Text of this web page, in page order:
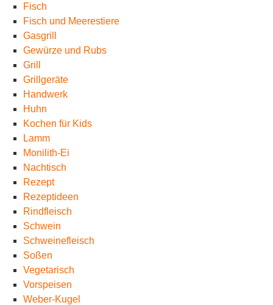
Fisch
Fisch und Meerestiere
Gasgrill
Gewürze und Rubs
Grill
Grillgeräte
Handwerk
Huhn
Kochen für Kids
Lamm
Monilith-Ei
Nachtisch
Rezept
Rezeptideen
Rindfleisch
Schwein
Schweinefleisch
Soßen
Vegetarisch
Vorspeisen
Weber-Kugel